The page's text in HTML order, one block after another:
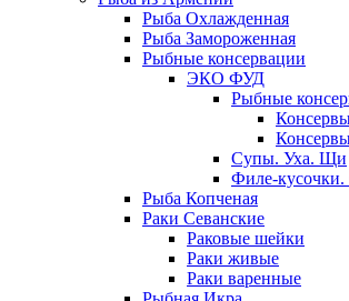
Рыба Охлажденная
Рыба Замороженная
Рыбные консервации
ЭКО ФУД
Рыбные
Супы. Уха. Щи
Филе-
Рыба Копченая
Раки Севанские
Раковые шейки
Раки живые
Раки варенные